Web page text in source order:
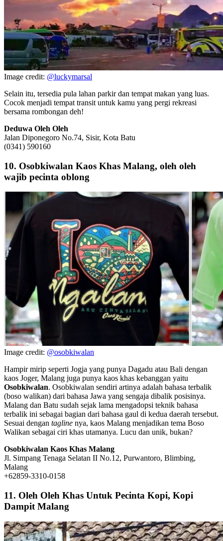
Image credit: @luckymarsal
Selain itu, tersedia pula lahan parkir dan tempat makan yang luas.
Cocok menjadi tempat transit untuk kamu yang pergi rekreasi
bersama rombongan deh!
Deduwa Oleh Oleh
Jalan Diponegoro No.74, Sisir, Kota Batu
(0341) 590160
10. Osobkiwalan Kaos Khas Malang, oleh oleh
wajib pecinta oblong
Image credit: @osobkiwalan
Hampir mirip seperti Jogja yang punya Dagadu atau Bali dengan
kaos Joger, Malang juga punya kaos khas kebanggan yaitu
Osobkiwalan. Osobkiwalan sendiri artinya adalah bahasa terbalik
(boso walikan) dari bahasa Jawa yang sengaja dibalik posisinya.
Malang dan Batu sudah sejak lama mengadopsi teknik bahasa
terbalik ini sebagai bagian dari bahasa gaul di kedua daerah tersebut.
Sesuai dengan tagline nya, kaos Malang menjadikan tema Boso
Walikan sebagai ciri khas utamanya. Lucu dan unik, bukan?
Osobkiwalan Kaos Khas Malang
Jl. Simpang Tenaga Selatan II No.12, Purwantoro, Blimbing,
Malang
+62859-3310-0158
11. Oleh Oleh Khas Untuk Pecinta Kopi, Kopi
Dampit Malang